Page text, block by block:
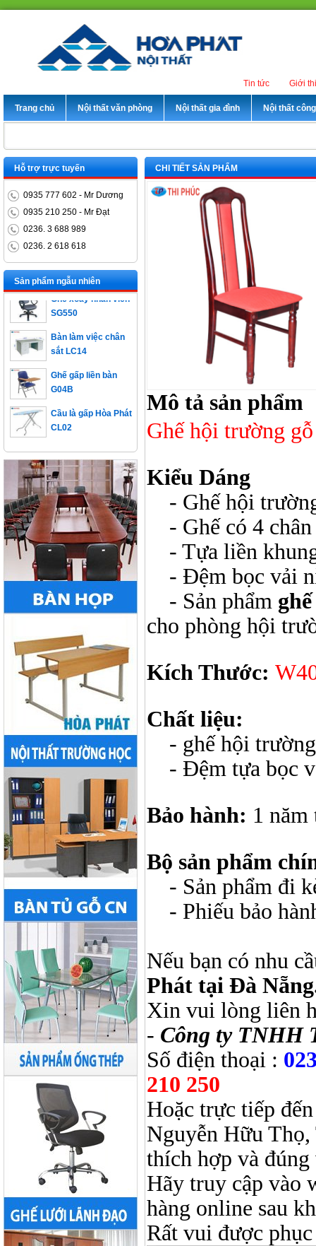
Giới
Tin tức
Trang chủ Nội thất văn phòng Nội thất gia đình Nội thất
CHI TIẾT SẢN PHẨM
Mô tả sản phẩm
Ghế hội trường
Kiểu Dáng
- Ghế hội
- Ghế có 4 chân
- Tựa liền
- Đệm bọc vải
- Sản phẩm
cho phòng hội
Kích Thước:
Chất liệu:
- ghế hội trường
- Đệm tựa bọc
Bảo hành: 1 năm
Bộ sản phẩm
- Sản phẩm đi
- Phiếu bảo
Nếu bạn có nhu
Phát tại Đà
Xin vui lòng liên
- Công ty TNHH
Số điện thoại :
210 250
Hoặc trực tiếp
Nguyễn Hữu Thọ,
thích hợp và
Hãy truy cập vào
hàng online sau
Rất vui được
Hỗ trợ trực tuyến
0935 777 602 - Mr Dương
0935 210 250 - Mr Đạt
0236. 3 688 989
0236. 2 618 618
Sản phẩm ngẫu nhiên
Bàn trưởng phòng
ET1400D
Ghế xoay nhân viên
SG550
sắt LC14
G04B
CL02